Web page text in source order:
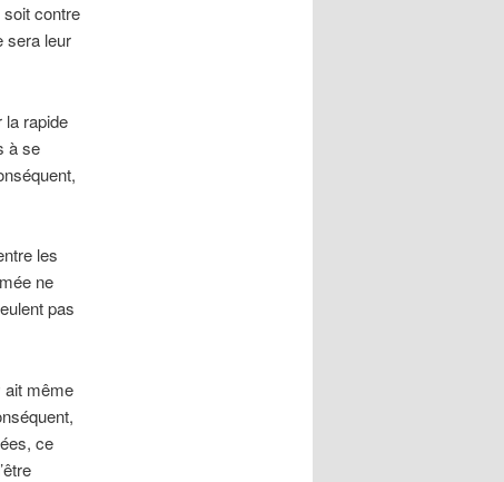
contre
sera leur
la rapide
à se
les
ne
pas
ait même
ce